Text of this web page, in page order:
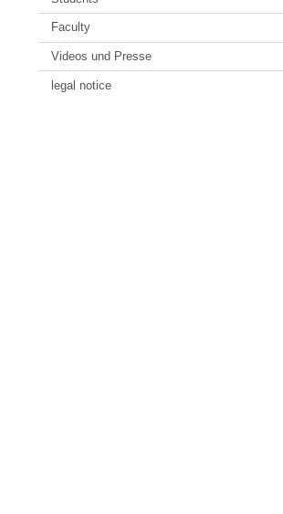
Faculty
Videos und Presse
legal notice